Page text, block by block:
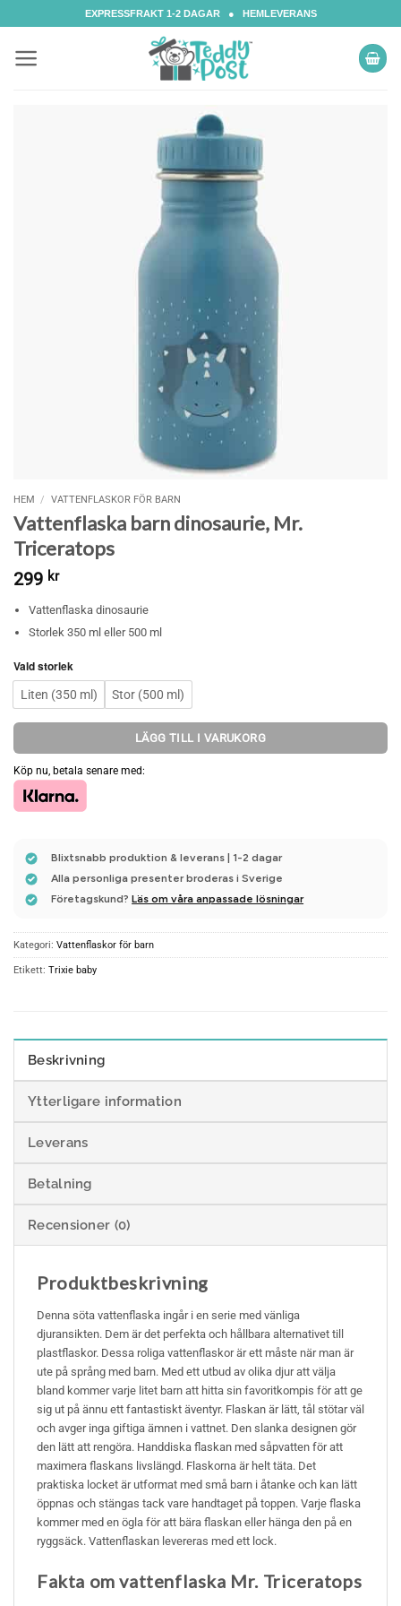
to
EXPRESSFRAKT 1-2 DAGAR ● HEMLEVERANS
HEM / VATTENFLASKOR FÖR BARN
Vattenflaska barn dinosaurie, Mr.
Triceratops
299 kr
Vattenflaska dinosaurie
Storlek 350 ml eller 500 ml
Vald storlek
Liten (350 ml) Stor (500 ml)
LÄGG TILL I VARUKORG
Köp nu, betala senare med:
Blixtsnabb produktion & leverans | 1-2 dagar
Alla personliga presenter broderas i Sverige
Företagskund?Läs om våra anpassade lösningar
Kategori: Vattenflaskor för barn
Etikett: Trixie baby
Beskrivning
Ytterligare information
Leverans
Betalning
Recensioner (0)
Produktbeskrivning
Denna söta vattenflaska ingår i en serie med vänliga
djuransikten. Dem är det perfekta och hållbara alternativet till
plastflaskor. Dessa roliga vattenflaskor är ett måste när man är
ute på språng med barn. Med ett utbud av olika djur att välja
bland kommer varje litet barn att hitta sin favoritkompis för att ge
sig ut på ännu ett fantastiskt äventyr. Flaskan är lätt, tål stötar väl
och avger inga giftiga ämnen i vattnet. Den slanka designen gör
den lätt att rengöra. Handdiska flaskan med såpvatten för att
maximera flaskans livslängd. Flaskorna är helt täta. Det
praktiska locket är utformat med små barn i åtanke och kan lätt
öppnas och stängas tack vare handtaget på toppen. Varje flaska
kommer med en ögla för att bära flaskan eller hänga den på en
ryggsäck. Vattenflaskan levereras med ett lock.
Fakta om vattenflaska Mr. Triceratops